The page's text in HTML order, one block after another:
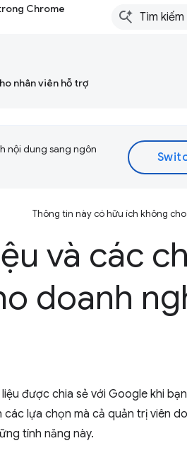
Chrome
nhân viên hỗ trợ
nội dung sang ngôn
Thông tin này có hữu ích không
và các
doanh
được chia sẻ với Google khi
lựa chọn mà cả quản trị viên
tính năng này.